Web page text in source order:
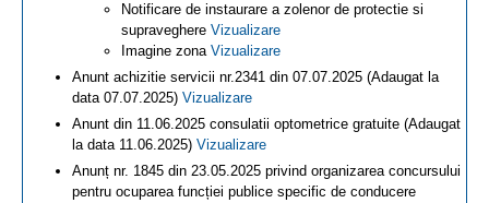
Notificare de instaurare a zolenor de protectie si
supraveghere Vizualizare
Imagine zona Vizualizare
Anunt achizitie servicii nr.2341 din 07.07.2025 (Adaugat la
data 07.07.2025) Vizualizare
Anunt din 11.06.2025 consulatii optometrice gratuite (Adaugat
la data 11.06.2025) Vizualizare
Anunț nr. 1845 din 23.05.2025 privind organizarea concursului
pentru ocuparea funcției publice specific de conducere